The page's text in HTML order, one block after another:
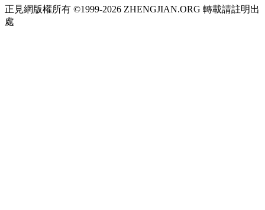
正見網版權所有 ©1999-2026 ZHENGJIAN.ORG 轉載請註明出
處